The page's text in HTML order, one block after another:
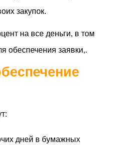
закупок.
на все деньги, в том
обеспечения заявки,.
дней в бумажных